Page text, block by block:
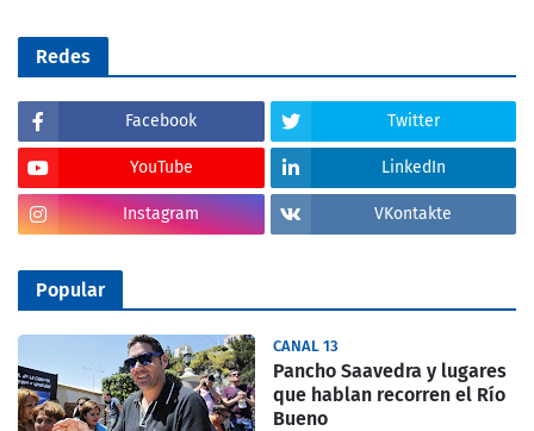
Redes
Facebook Twitter
YouTube LinkedIn
Instagram VKontakte
Popular
CANAL 13
Pancho Saavedra y lugares
que hablan recorren el Río
Bueno